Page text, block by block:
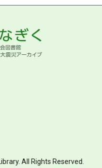
All Rights Reserved.